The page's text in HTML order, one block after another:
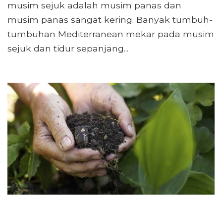
musim sejuk adalah musim panas dan
musim panas sangat kering. Banyak tumbuh-
tumbuhan Mediterranean mekar pada musim
sejuk dan tidur sepanjang...